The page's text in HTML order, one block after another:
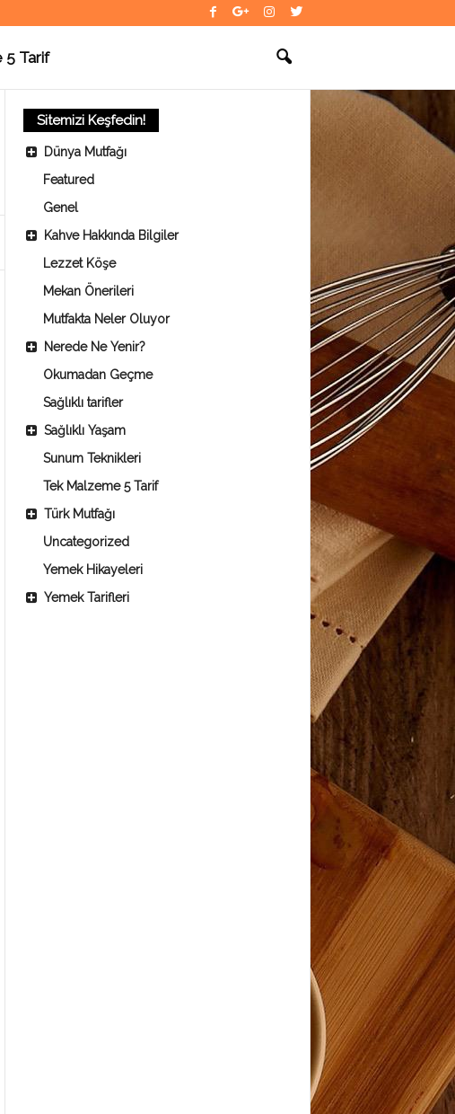
5 Tarif
Sitemizi Keşfedin!
Dünya Mutfağı
Featured
Genel
Kahve Hakkında Bilgiler
Lezzet Köşe
Mekan Önerileri
Mutfakta Neler Oluyor
Nerede Ne Yenir?
Okumadan Geçme
Sağlıklı tarifler
Sağlıklı Yaşam
Sunum Teknikleri
Tek Malzeme 5 Tarif
Türk Mutfağı
Uncategorized
Yemek Hikayeleri
Yemek Tarifleri